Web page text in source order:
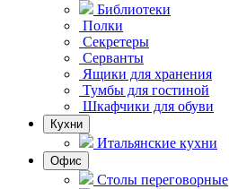
Библиотеки
Полки
Секретеры
Серванты
Ящики для хранения
Тумбы для гостиной
Шкафчики для обуви
Кухни
Итальянские кухни
Офис
Столы переговорные